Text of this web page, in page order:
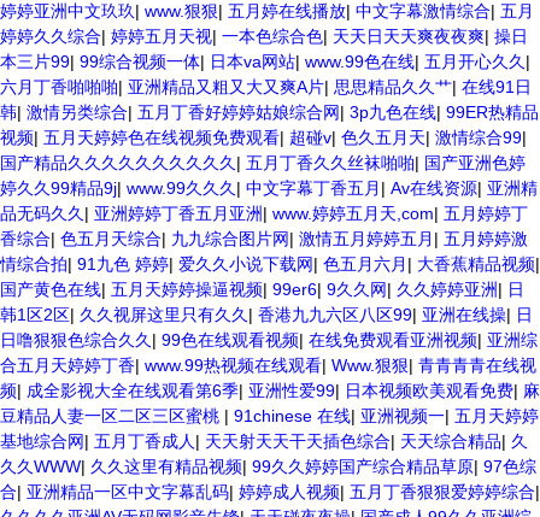
婷婷亚洲中文玖玖| www.狠狠| 五月婷在线播放| 中文字幕激情综合| 五月
婷婷久久综合| 婷婷五月天视| 一本色综合色| 天天日天天爽夜夜爽| 操日
本三片99| 99综合视频一体| 日本va网站| www.99色在线| 五月开心久久 |
六月丁香啪啪啪| 亚洲精品又粗又大又爽A片| 思思精品久久艹| 在线91日
韩| 激情另类综合| 五月丁香好婷婷姑娘综合网| 3p九色在线| 99ER热精品
视频| 五月天婷婷色在线视频免费观看| 超碰v| 色久五月天| 激情综合99|
国产精品久久久久久久久久久久 | 五月丁香久久丝袜啪啪| 国产亚洲色婷
婷久久99精品9j| www.99久久久 | 中文字幕丁香五月 | Av在线资源| 亚洲精
品无码久久 | 亚洲婷婷丁香五月亚洲| www.婷婷五月天,com| 五月婷婷丁
香综合| 色五月天综合| 九九综合图片网| 激情五月婷婷五月 | 五月婷婷激
情综合拍| 91九色 婷婷| 爱久久小说下载网| 色五月六月 | 大香蕉精品视频|
国产黄色在线| 五月天婷婷操逼视频| 99er6| 9久久网| 久久婷婷亚洲| 日
韩1区2区| 久久视屏这里只有久久 | 香港九九六区八区99| 亚洲在线操| 日
日噜狠狠色综合久久 | 99色在线观看视频| 在线免费观看亚洲视频| 亚洲综
合五月天婷婷丁香| www.99热视频在线观看| Www.狠狠| 青青青青在线视
频| 成全影视大全在线观看第6季| 亚洲性爱99| 日本视频欧美观看免费| 麻
豆精品人妻一区二区三区蜜桃 | 91chinese 在线| 亚洲视频一| 五月天婷婷
基地综合网| 五月丁香成人 | 天天射天天干天插色综合| 天天综合精品| 久
久久WWW| 久久这里有精品视频| 99久久婷婷国产综合精品草原| 97色综
合| 亚洲精品一区中文字幕乱码| 婷婷成人视频| 五月丁香狠狠爱婷婷综合|